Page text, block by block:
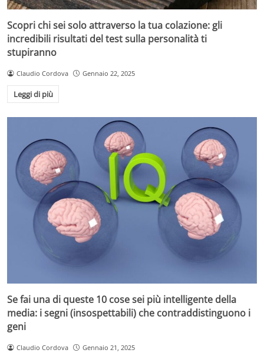
Scopri chi sei solo attraverso la tua colazione: gli
incredibili risultati del test sulla personalità ti
stupiranno
Claudio Cordova Gennaio 22, 2025
Leggi di più
Se fai una di queste 10 cose sei più intelligente della
media: i segni (insospettabili) che contraddistinguono i
geni
Claudio Cordova Gennaio 21, 2025